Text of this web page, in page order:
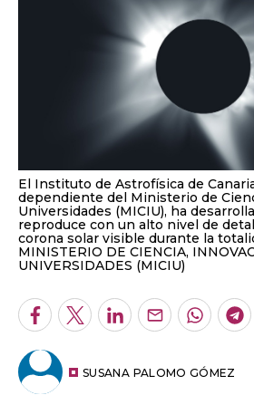
El Instituto de Astrofísica de
dependiente del Ministerio de
Universidades (MICIU), ha
reproduce con un alto nivel de
corona solar visible durante la
MINISTERIO DE CIENCIA,
UNIVERSIDADES (MICIU)
Facebook
TwitterLinkedInEnviar
SUSANA PALOMO GÓMEZ